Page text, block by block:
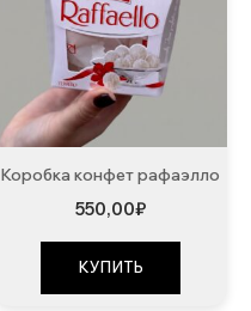
Коробка конфет рафаэлло
550,00₽
КУПИТЬ